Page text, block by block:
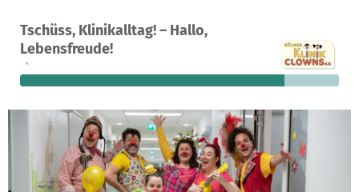
Tschüss, Klinikalltag! – Hallo,
Lebensfreude!
Ein Projekt in Köln, Deutschland
56 83 % 1.605 €
fehlen noch